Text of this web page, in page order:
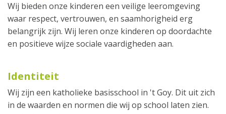
Wij bieden onze kinderen een veilige leeromgeving
waar respect, vertrouwen, en saamhorigheid erg
belangrijk zijn. Wij leren onze kinderen op doordachte
en positieve wijze sociale vaardigheden aan.
Identiteit
Wij zijn een katholieke basisschool in 't Goy. Dit uit zich
in de waarden en normen die wij op school laten zien.